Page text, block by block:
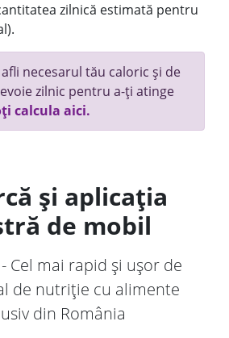
zilnică estimată pentru
necesarul tău caloric și de
zilnic pentru a-ți atinge
calcula aici.
și aplicația
de mobil
Cel mai rapid și ușor de
de nutriție cu alimente
din România